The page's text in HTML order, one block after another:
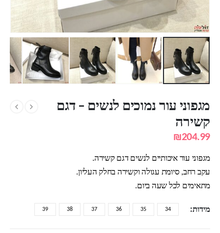
מגפוני עור נמוכים לנשים – דגם
קשירה
₪204.99
מגפוני עור איכותיים לנשים דגם קשירה.
עקב רחב, סיומת עגולה וקשירה בחלק העליון.
מתאימים לכל שעה ביום.
מידות 34
35
36
37
38
39